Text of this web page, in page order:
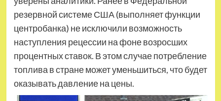
резервной системе США (выполняет функции
центробанка) не исключили возможность
наступления рецессии на фоне возросших
процентных ставок. В этом случае потребление
топлива в стране может уменьшиться, что будет
оказывать давление на цены.